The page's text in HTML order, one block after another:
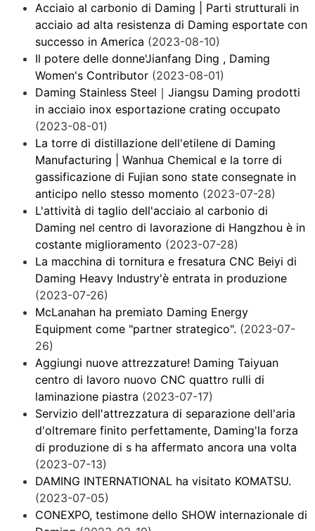
Acciaio al carbonio di Daming | Parti strutturali in
acciaio ad alta resistenza di Daming esportate con
successo in America (2023-08-10)
Il potere delle donne'Jianfang Ding , Daming
Women's Contributor (2023-08-01)
Daming Stainless Steel｜Jiangsu Daming prodotti
in acciaio inox esportazione crating occupato
(2023-08-01)
La torre di distillazione dell'etilene di Daming
Manufacturing | Wanhua Chemical e la torre di
gassificazione di Fujian sono state consegnate in
anticipo nello stesso momento (2023-07-28)
L'attività di taglio dell'acciaio al carbonio di
Daming nel centro di lavorazione di Hangzhou è in
costante miglioramento (2023-07-28)
La macchina di tornitura e fresatura CNC Beiyi di
Daming Heavy Industry'è entrata in produzione
(2023-07-26)
McLanahan ha premiato Daming Energy
Equipment come "partner strategico". (2023-07-
26)
Aggiungi nuove attrezzature! Daming Taiyuan
centro di lavoro nuovo CNC quattro rulli di
laminazione piastra (2023-07-17)
Servizio dell'attrezzatura di separazione dell'aria
d'oltremare finito perfettamente, Daming'la forza
di produzione di s ha affermato ancora una volta
(2023-07-13)
DAMING INTERNATIONAL ha visitato KOMATSU.
(2023-07-05)
CONEXPO, testimone dello SHOW internazionale di